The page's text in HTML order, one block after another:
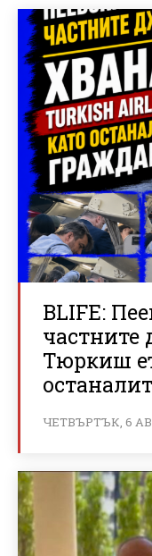
BLIFE:
частните
Тюркиш
ЧЕТВЪРТЪК, 6